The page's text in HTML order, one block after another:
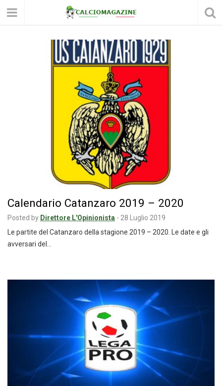
Calendario Catanzaro 2019 – 2020
Posted by Direttore L'Opinionista - 28 Luglio 2019
Le partite del Catanzaro della stagione 2019 – 2020. Le date e gli
avversari del…